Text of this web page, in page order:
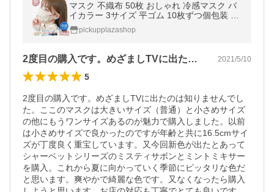
マスク 不織布 50枚 おしゃれ 冷感マスク バ
イカラー 3サイズ 平ゴム 10枚ずつ個包装 血
色カラー 20枚 カラーマスク
pickupplazashop
2度目の購入です。めざましTVに出たの… 2021/5/10
5
2度目の購入です。めざましTVに出たのは知りませんでし
た。ここのマスクは大きいサイズ（普通）と小さめサイズ
の他にもうワンサイズあるのが魅力で購入しました。以前
は小さめサイズで良かったのですが年齢と共に16.5cmサイ
ズが丁度良く重宝しています。又今回新色が出たとあって
シャーベットシリーズのミスティサボンとミントミキサー
を購入。これから夏に向かっていく季節にピッタリな色だ
と思います。爽やかで綺麗な色です。又なくなったら購入